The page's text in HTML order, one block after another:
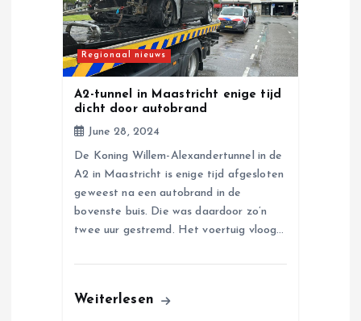
Regionaal nieuws
A2-tunnel in Maastricht enige tijd
dicht door autobrand
June 28, 2024
De Koning Willem-Alexandertunnel in de
A2 in Maastricht is enige tijd afgesloten
geweest na een autobrand in de
bovenste buis. Die was daardoor zo’n
twee uur gestremd. Het voertuig vloog…
Weiterlesen